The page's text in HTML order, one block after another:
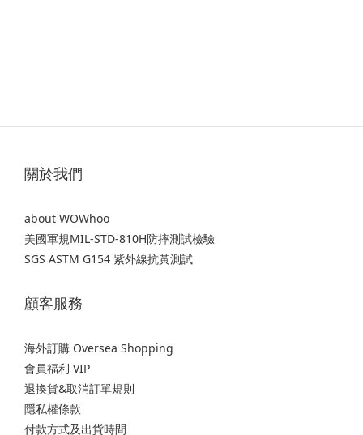
關於我們
about WOWhoo
美國軍規MIL-STD-810H防摔測試檢驗
SGS ASTM G154 紫外線抗黃測試
顧客服務
海外訂購 Oversea Shopping
會員福利 VIP
退換貨&取消訂單規則
隱私權條款
付款方式及出貨時間